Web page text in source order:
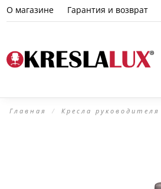
О магазине Гарантия и возврат
Главная Кресла руководителя